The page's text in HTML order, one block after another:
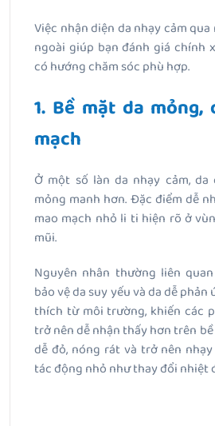
Việc nhận diện da nhạy cảm
ngoài giúp bạn đánh giá chính
có hướng chăm sóc phù hợp.
1. Bề mặt da
mạch
Ở một số làn da nhạy cảm,
mỏng manh hơn. Đặc điểm dễ
mao mạch nhỏ li ti hiện rõ ở
mũi.
Nguyên nhân thường liên
bảo vệ da suy yếu và da dễ
thích từ môi trường, khiến các
trở nên dễ nhận thấy hơn trên bề
dễ đỏ, nóng rát và trở nên
tác động nhỏ như thay đổi nhiệt